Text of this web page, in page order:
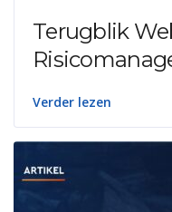
Terugblik
Verder lezen